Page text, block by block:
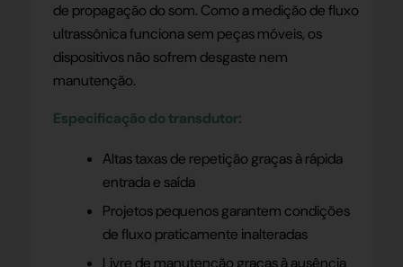
de propagação do som. Como a medição de fluxo
ultrassônica funciona sem peças móveis, os
dispositivos não sofrem desgaste nem
manutenção.
Especificação do transdutor:
Altas taxas de repetição graças à rápida
entrada e saída
Projetos pequenos garantem condições
de fluxo praticamente inalteradas
Livre de manutenção graças à ausência